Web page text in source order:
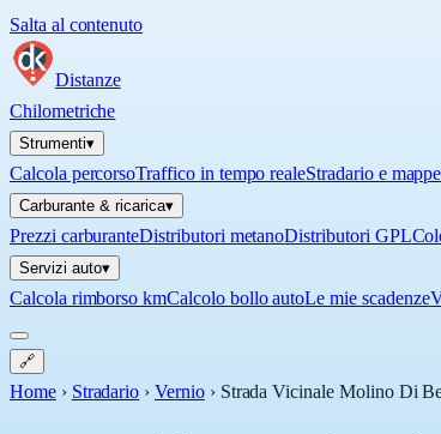
Salta al contenuto
Distanze
Chilometriche
Strumenti▾
Calcola percorsoTraffico in tempo realeStradario e mappe
Carburante & ricarica▾
Prezzi carburanteDistributori metanoDistributori GPL
Servizi auto▾
Calcola rimborso kmCalcolo bollo autoLe mie scadenze
🔗
Home › Stradario › Vernio › Strada Vicinale Molino Di